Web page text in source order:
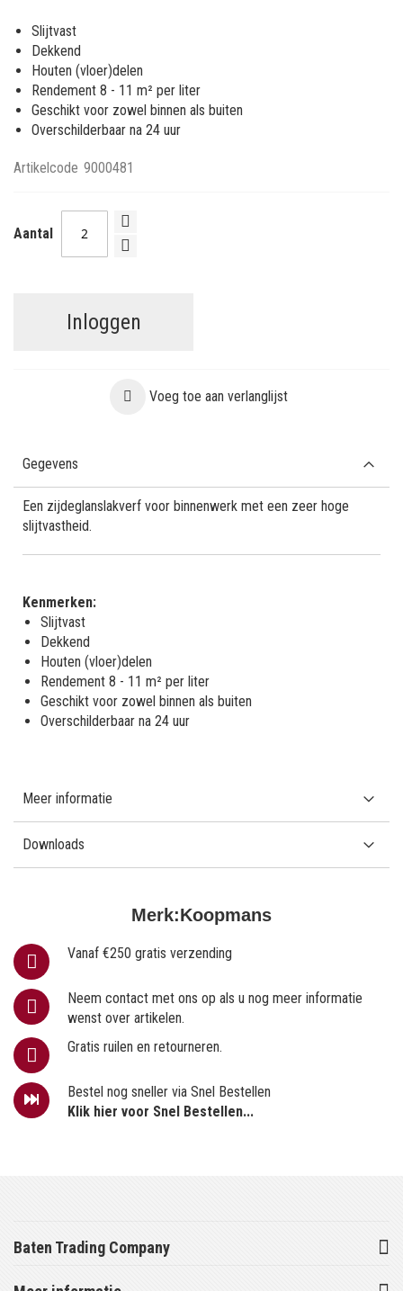
afbeeldingen-
gallerij
Slijtvast
Dekkend
Houten (vloer)delen
Rendement 8 - 11 m² per liter
Geschikt voor zowel binnen als buiten
Overschilderbaar na 24 uur
Artikelcode 9000481
Aantal
Inloggen
Voeg toe aan verlanglijst
Merk:Koopmans
Vanaf €250 gratis verzending
Neem contact met ons op als u nog meer informatie
wenst over artikelen.
Gratis ruilen en retourneren.
Bestel nog sneller via Snel Bestellen
Klik hier voor Snel Bestellen...
Gegevens
Een zijdeglanslakverf voor binnenwerk met een zeer hoge
slijtvastheid.
Kenmerken:
Slijtvast
Dekkend
Houten (vloer)delen
Rendement 8 - 11 m² per liter
Geschikt voor zowel binnen als buiten
Overschilderbaar na 24 uur
Meer informatie
Downloads
Baten Trading Company